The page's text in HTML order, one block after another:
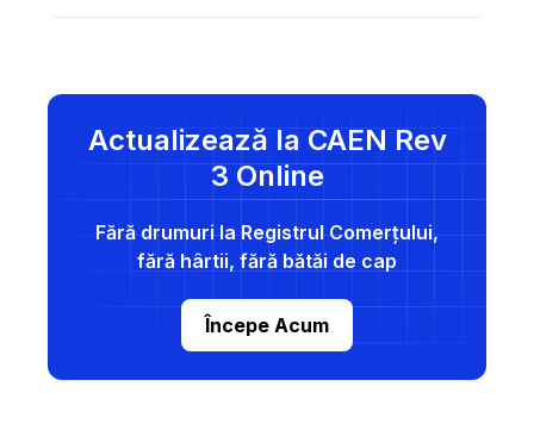
corespondență CAEN
Actualizează la CAEN Rev
3 Online
Fără drumuri la Registrul Comerțului,
fără hârtii, fără bătăi de cap
Începe Acum